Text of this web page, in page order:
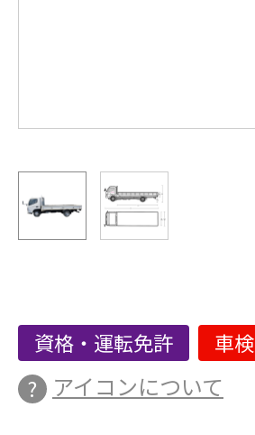
資格・運転免許 車検
アイコンについて